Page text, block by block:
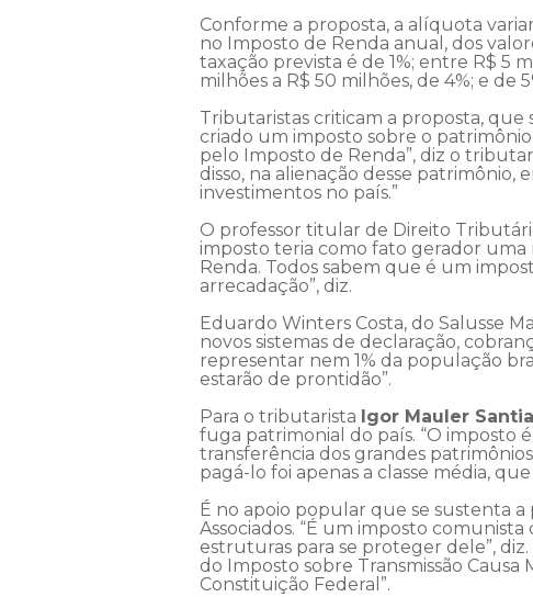
Conforme a proposta, a alíquota
no Imposto de Renda anual, dos
taxação prevista é de 1%; entre R$ 5
milhões a R$ 50 milhões, de 4%; e de
Tributaristas criticam a proposta, que
criado um imposto sobre o
pelo Imposto de Renda”, diz o
disso, na alienação desse patrimônio,
investimentos no país.”
O professor titular de Direito
imposto teria como fato gerador uma
Renda. Todos sabem que é um
arrecadação”, diz.
Eduardo Winters Costa, do Salusse
novos sistemas de declaração,
representar nem 1% da população
estarão de prontidão”.
Para o tributarista Igor Mauler
fuga patrimonial do país. “O imposto
transferência dos grandes
pagá-lo foi apenas a classe média,
É no apoio popular que se sustenta
Associados. “É um imposto
estruturas para se proteger dele”,
do Imposto sobre Transmissão
Constituição Federal”.